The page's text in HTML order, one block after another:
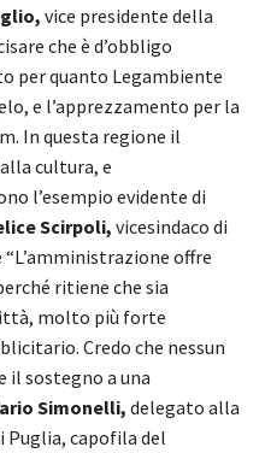
vice presidente della
che è d’obbligo
per quanto Legambiente
e l’apprezzamento per la
In questa regione il
cultura, e
l’esempio evidente di
Scirpoli, vicesindaco di
“L’amministrazione offre
ritiene che sia
molto più forte
Credo che nessun
sostegno a una
Simonelli, delegato alla
Puglia, capofila del